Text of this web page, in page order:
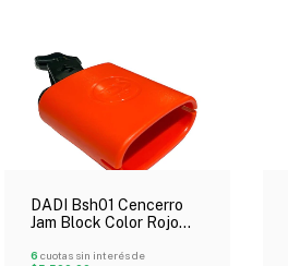
DADI Bsh01 Cencerro
Jam Block Color Rojo
6 cuotas sin interés de